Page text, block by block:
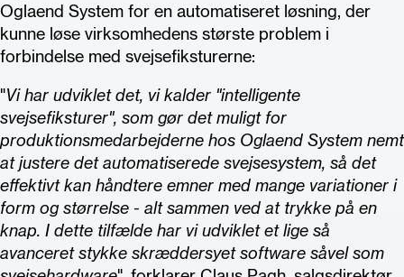
Oglaend System for en automatiseret løsning, der
kunne løse virksomhedens største problem i
forbindelse med svejsefiksturerne:
"Vi har udviklet det, vi kalder "intelligente
svejsefiksturer", som gør det muligt for
produktionsmedarbejderne hos Oglaend System nemt
at justere det automatiserede svejsesystem, så det
effektivt kan håndtere emner med mange variationer i
form og størrelse - alt sammen ved at trykke på en
knap. I dette tilfælde har vi udviklet et lige så
avanceret stykke skræddersyet software såvel som